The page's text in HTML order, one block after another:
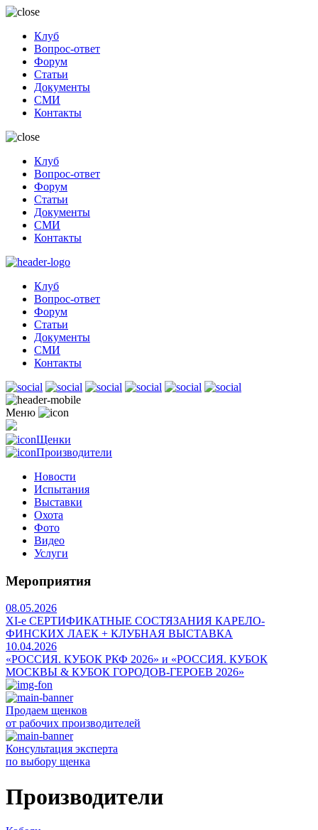
Клуб
Вопрос-ответ
Форум
Статьи
Документы
СМИ
Контакты
Клуб
Вопрос-ответ
Форум
Статьи
Документы
СМИ
Контакты
Клуб
Вопрос-ответ
Форум
Статьи
Документы
СМИ
Контакты
Меню
Щенки
Производители
Новости
Испытания
Выставки
Охота
Фото
Видео
Услуги
Мероприятия
08.05.2026
ХI-е СЕРТИФИКАТНЫЕ СОСТЯЗАНИЯ КАРЕЛО-
ФИНСКИХ ЛАЕК + КЛУБНАЯ ВЫСТАВКА
10.04.2026
«РОССИЯ. КУБОК РКФ 2026» и «РОССИЯ. КУБОК
МОСКВЫ & КУБОК ГОРОДОВ-ГЕРОЕВ 2026»
Продаем щенков
от рабочих производителей
Консультация эксперта
по выбору щенка
Производители